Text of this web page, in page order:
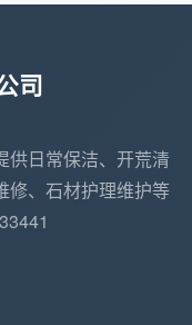
及派工单，明示工
一次性鞋套
司
供日常保洁、开荒清
修、石材护理维护等